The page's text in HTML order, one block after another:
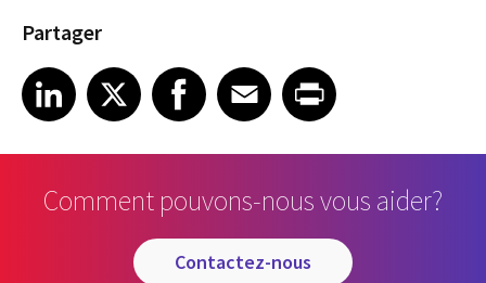
Partager
Share article on LinkedIn
LinkedIn
Share article on XShare article on Facebook
Facebook
Share article on Email
EmailShare article on Print
Comment pouvons-nous vous aider?
contactez-nous